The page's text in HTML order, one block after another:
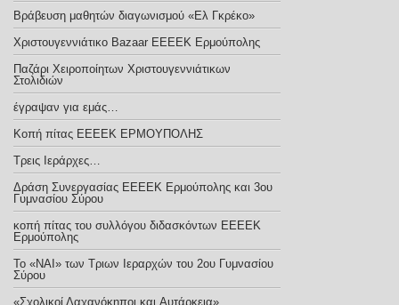
Βράβευση μαθητών διαγωνισμού «Ελ Γκρέκο»
Χριστουγεννιάτικο Bazaar ΕΕΕΕΚ Ερμούπολης
Παζάρι Χειροποίητων Χριστουγεννιάτικων
Στολιδιών
έγραψαν για εμάς…
Κοπή πίτας ΕΕΕΕΚ ΕΡΜΟΥΠΟΛΗΣ
Τρεις Ιεράρχες…
Δράση Συνεργασίας ΕΕΕΕΚ Ερμούπολης και 3ου
Γυμνασίου Σύρου
κοπή πίτας του συλλόγου διδασκόντων ΕΕΕΕΚ
Ερμούπολης
Το «ΝΑΙ» των Τριων Ιεραρχών του 2ου Γυμνασίου
Σύρου
«Σχολικοί Λαχανόκηποι και Aυτάρκεια»